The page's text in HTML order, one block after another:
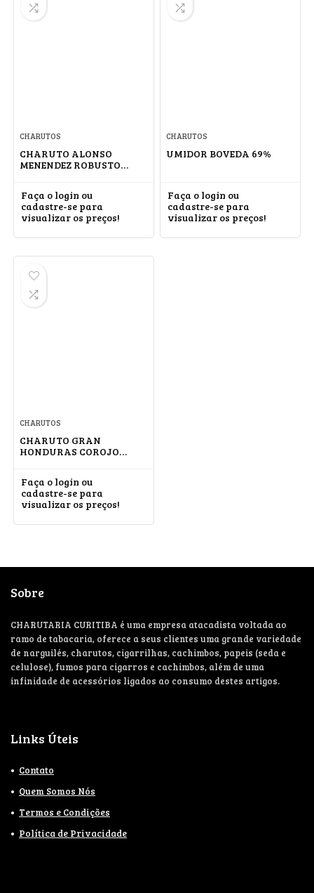
CHARUTOS
CHARUTO ALONSO
MENENDEZ ROBUSTO
Faça o login ou
cadastre-se para
visualizar os preços!
CHARUTOS
UMIDOR BOVEDA 69%
Faça o login ou
cadastre-se para
visualizar os preços!
CHARUTOS
CHARUTO GRAN
HONDURAS COROJO
Faça o login ou
cadastre-se para
visualizar os preços!
Sobre
CHARUTARIA CURITIBA é uma empresa atacadista voltada ao
ramo de tabacaria, oferece a seus clientes uma grande variedade
de narguilés, charutos, cigarrilhas, cachimbos, papeis (seda e
celulose), fumos para cigarros e cachimbos, além de uma
infinidade de acessórios ligados ao consumo destes artigos.
Links Úteis
Contato
Quem Somos Nós
Termos e Condições
Política de Privacidade